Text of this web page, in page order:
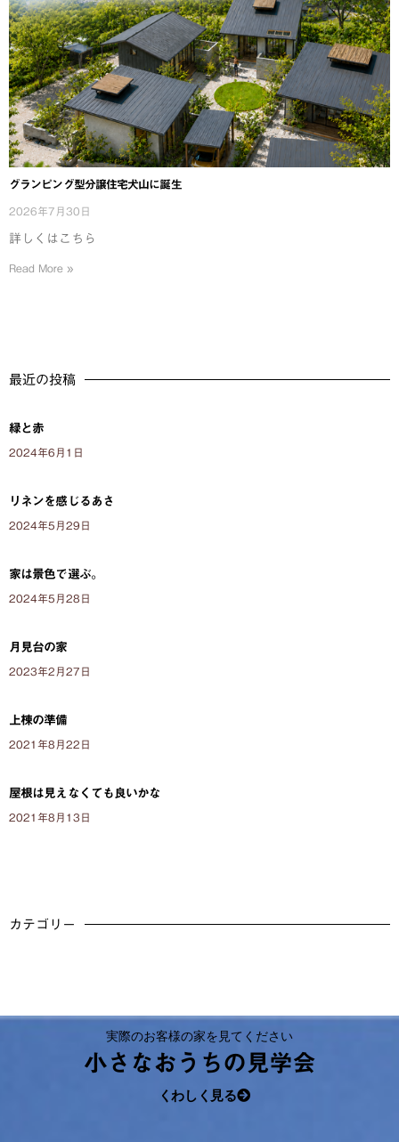
グランピング型分譲住宅犬山に誕生
2026年7月30日
詳しくはこちら
Read More »
最近の投稿
緑と赤
2024年6月1日
リネンを感じるあさ
2024年5月29日
家は景色で選ぶ。
2024年5月28日
月見台の家
2023年2月27日
上棟の準備
2021年8月22日
屋根は見えなくても良いかな
2021年8月13日
カテゴリー
実際のお客様の家を見てください
小さなおうちの見学会
くわしく見る